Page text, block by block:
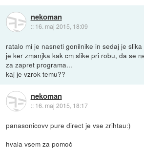
nekoman
:: 16. maj 2015, 18:09
ratalo mi je nasneti gonilnike in sedaj je
je ker zmanjka kak cm slike pri robu, da se
za zapret programa...
kaj je vzrok temu??
nekoman
:: 16. maj 2015, 18:17
panasonicovv pure direct je vse zrihtau:)
hvala vsem za pomoč